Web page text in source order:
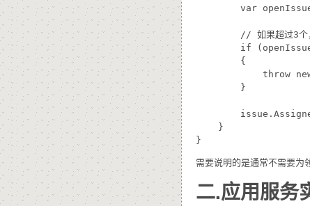
var
// 如果超过3个
if
        {
throw
        }
    }
需要说明的是通常不需要为
二.应用服务